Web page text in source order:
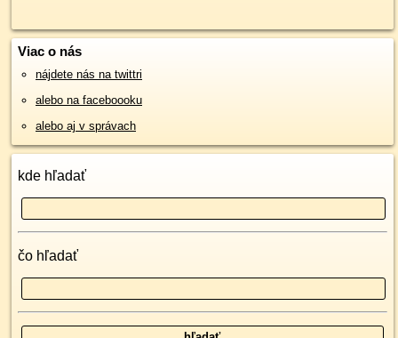
Viac o nás
nájdete nás na twittri
alebo na faceboooku
alebo aj v správach
kde hľadať
čo hľadať